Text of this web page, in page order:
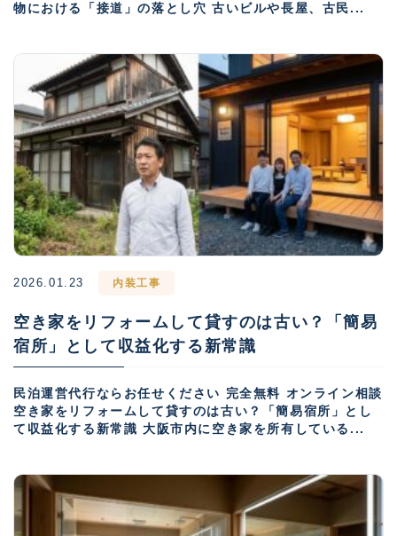
物における「接道」の落とし穴 古いビルや長屋、古民...
2026.01.23 内装工事
空き家をリフォームして貸すのは古い？「簡易
宿所」として収益化する新常識
民泊運営代行ならお任せください 完全無料 オンライン相談
空き家をリフォームして貸すのは古い？「簡易宿所」とし
て収益化する新常識 大阪市内に空き家を所有している...